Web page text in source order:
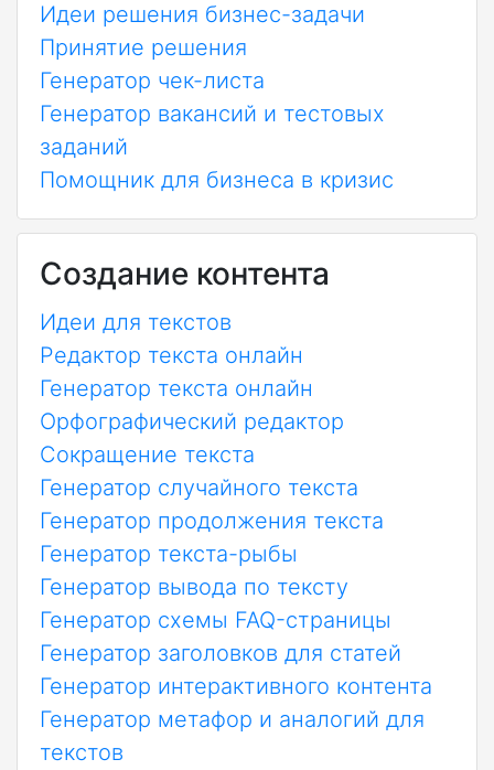
Идеи решения бизнес-задачи
Принятие решения
Генератор чек-листа
Генератор вакансий и тестовых
заданий
Помощник для бизнеса в кризис
Создание контента
Идеи для текстов
Редактор текста онлайн
Генератор текста онлайн
Орфографический редактор
Сокращение текста
Генератор случайного текста
Генератор продолжения текста
Генератор текста-рыбы
Генератор вывода по тексту
Генератор схемы FAQ-страницы
Генератор заголовков для статей
Генератор интерактивного контента
Генератор метафор и аналогий для
текстов